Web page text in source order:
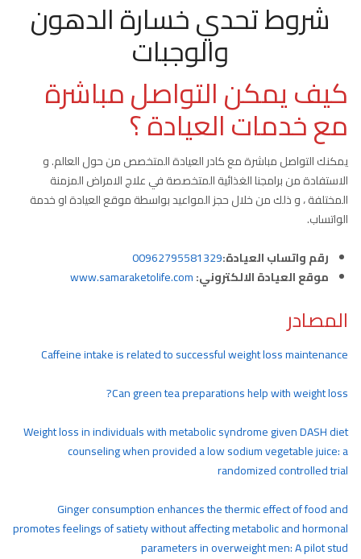
شروط تحدي خسارة الدهون
والوجبات
كيف يمكن التواصل مباشرة
مع خدمات العيادة ؟
يمكنك التواصل مباشرة مع كادر العيادة المتخصص من حول العالم. و
الاستفادة من برامجنا الغذائية المتخصصة في علاج الامراض المزمنة
المختلفة ، و ذلك من خلال حجز المواعيد بواسطة موقع العيادة او خدمة
الواتساب.
رقم واتساب العيادة:00962795581329
موقع العيادة الالكتروني:www.samaraketolife.com
المصادر
Caffeine intake is related to successful weight loss maintenance
Can green tea preparations help with weight loss?
Weight loss in individuals with metabolic syndrome given DASH diet
counseling when provided a low sodium vegetable juice: a
randomized controlled trial
Ginger consumption enhances the thermic effect of food and
promotes feelings of satiety without affecting metabolic and hormonal
parameters in overweight men: A pilot stud